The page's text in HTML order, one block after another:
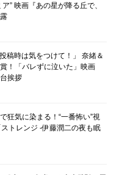
” 映画『あの星が降る丘で、
稿時は気をつけて！」 奈緒＆
！「バレずに泣いた」映画
挨拶
狂気に染まる！“一番怖い”視
トレンジ -伊藤潤二の夜も眠